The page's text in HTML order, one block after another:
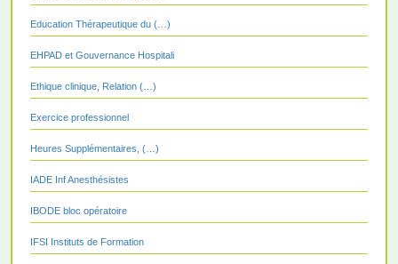
Education Thérapeutique du (…)
EHPAD et Gouvernance Hospitali
Ethique clinique, Relation (…)
Exercice professionnel
Heures Supplémentaires, (…)
IADE Inf Anesthésistes
IBODE bloc opératoire
IFSI Instituts de Formation